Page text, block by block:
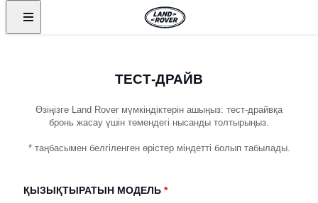
ТЕСТ-ДРАЙВ
Өзіңізге Land Rover мүмкіндіктерін ашыңыз: тест-драйвқа
бронь жасау үшін төмендегі нысанды толтырыңыз.
* таңбасымен белгіленген өрістер міндетті болып табылады.
ҚЫЗЫҚТЫРАТЫН МОДЕЛЬ *